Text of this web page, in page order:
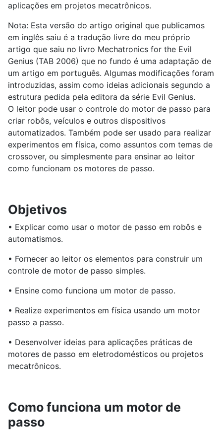
aplicações em projetos mecatrônicos.
Nota: Esta versão do artigo original que publicamos
em inglês saiu é a tradução livre do meu próprio
artigo que saiu no livro Mechatronics for the Evil
Genius (TAB 2006) que no fundo é uma adaptação de
um artigo em português. Algumas modificações foram
introduzidas, assim como ideias adicionais segundo a
estrutura pedida pela editora da série Evil Genius.
O leitor pode usar o controle do motor de passo para
criar robôs, veículos e outros dispositivos
automatizados. Também pode ser usado para realizar
experimentos em física, como assuntos com temas de
crossover, ou simplesmente para ensinar ao leitor
como funcionam os motores de passo.
Objetivos
• Explicar como usar o motor de passo em robôs e
automatismos.
• Fornecer ao leitor os elementos para construir um
controle de motor de passo simples.
• Ensine como funciona um motor de passo.
• Realize experimentos em física usando um motor
passo a passo.
• Desenvolver ideias para aplicações práticas de
motores de passo em eletrodomésticos ou projetos
mecatrônicos.
Como funciona um motor de
passo